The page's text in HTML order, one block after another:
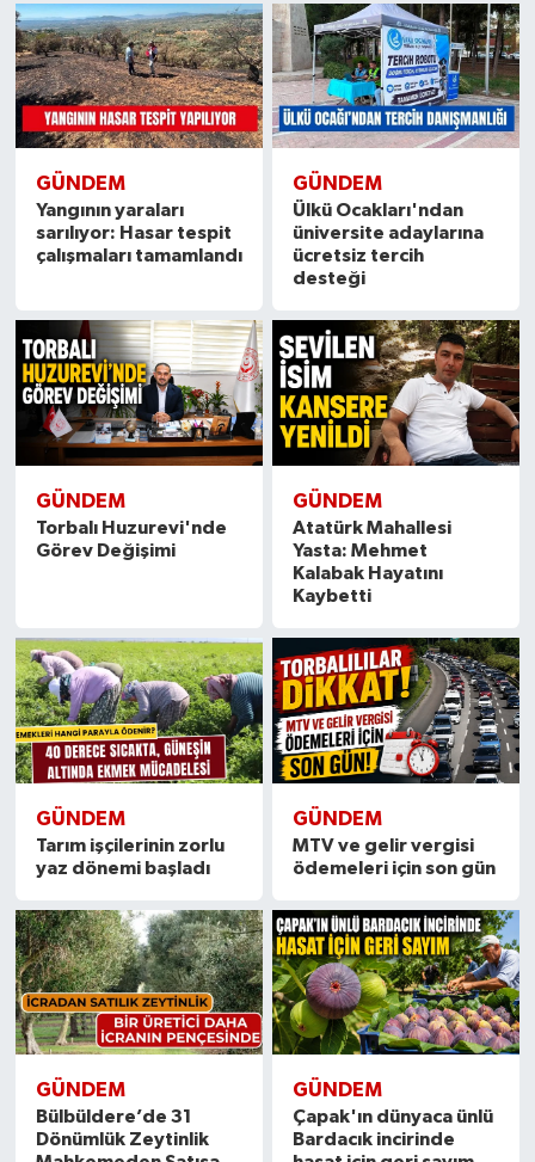
GÜNDEM
Yangının yaraları
sarılıyor: Hasar tespit
çalışmaları tamamlandı
GÜNDEM
Ülkü Ocakları'ndan
üniversite adaylarına
ücretsiz tercih
desteği
GÜNDEM
Torbalı Huzurevi'nde
Görev Değişimi
GÜNDEM
Atatürk Mahallesi
Yasta: Mehmet
Kalabak Hayatını
Kaybetti
GÜNDEM
Tarım işçilerinin zorlu
yaz dönemi başladı
GÜNDEM
MTV ve gelir vergisi
ödemeleri için son gün
GÜNDEM
Bülbüldere’de 31
Dönümlük Zeytinlik
GÜNDEM
Çapak'ın dünyaca ünlü
Bardacık incirinde